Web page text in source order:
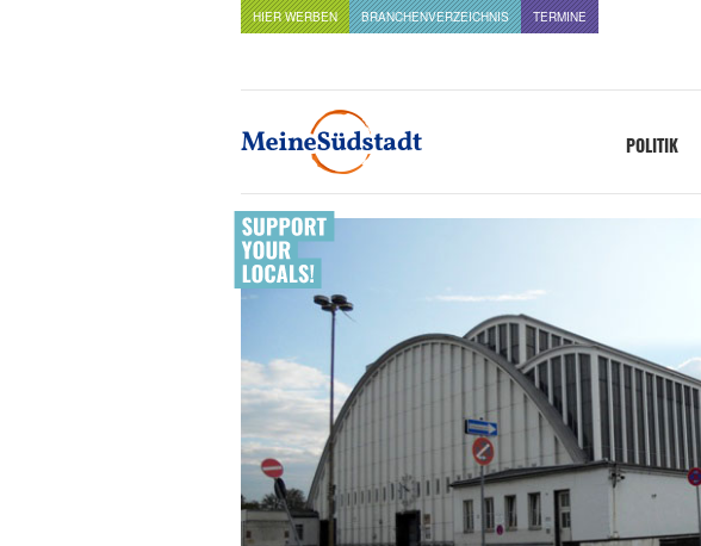
HIER WERBEN BRANCHENVERZEICHNIS TERMINE
POLITIK